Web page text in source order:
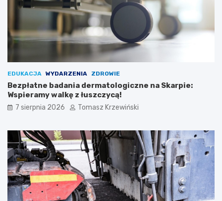
EDUKACJA WYDARZENIA ZDROWIE
Bezpłatne badania dermatologiczne na Skarpie:
Wspieramy walkę z łuszczycą!
7 sierpnia 2026 Tomasz Krzewiński